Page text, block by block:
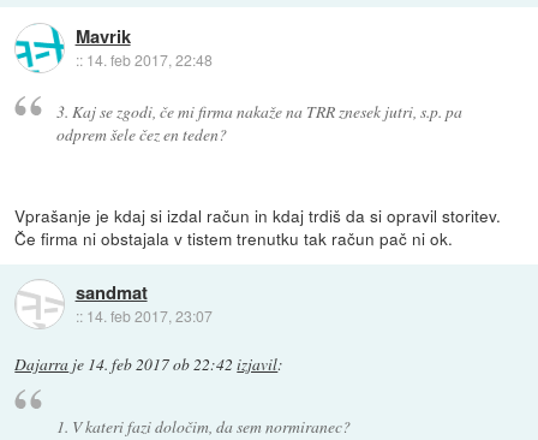
Mavrik
:: 14. feb 2017, 22:48
3. Kaj se zgodi, če mi firma nakaže na TRR znesek jutri, s.p. pa
odprem šele čez en teden?
Vprašanje je kdaj si izdal račun in kdaj trdiš da si opravil storitev.
Če firma ni obstajala v tistem trenutku tak račun pač ni ok.
sandmat
:: 14. feb 2017, 23:07
Dajarra je 14. feb 2017 ob 22:42 izjavil:
1. V kateri fazi določim, da sem normiranec?